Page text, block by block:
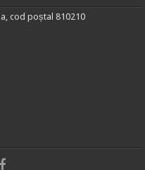
cod poștal 810210